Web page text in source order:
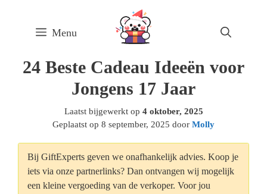
Menu
24 Beste Cadeau Ideeën voor
Jongens 17 Jaar
Laatst bijgewerkt op 4 oktober, 2025
Geplaatst op 8 september, 2025 door Molly
Bij GiftExperts geven we onafhankelijk advies. Koop je
iets via onze partnerlinks? Dan ontvangen wij mogelijk
een kleine vergoeding van de verkoper. Voor jou